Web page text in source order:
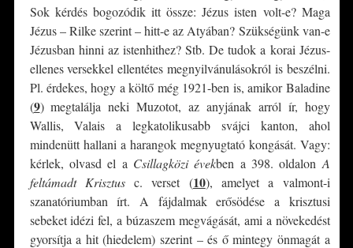
Sok kérdés bogozódik itt össze: Jézus isten volt-e? Maga
Jézus – Rilke szerint – hitt-e az Atyában? Szükségünk van-e
Jézusban hinni az istenhithez? Stb. De tudok a korai Jézus-
ellenes versekkel ellentétes megnyilvánulásokról is beszélni.
Pl. érdekes, hogy a költő még 1921-ben is, amikor Baladine
(9)megtalálja neki Muzotot, az anyjának arról ír, hogy
Wallis, Valais a legkatolikusabb svájci kanton, ahol
mindenütt hallani a harangok megnyugtató kongását. Vagy:
kérlek, olvasd el a Csillagközi években a 398. oldalon A
feltámadt Krisztusc. verset (10), amelyet a valmont-i
szanatóriumban írt. A fájdalmak erősödése a krisztusi
sebeket idézi fel, a búzaszem megvágását, ami a növekedést
gyorsítja a hit (hiedelem) szerint – és ő mintegy önmagát a